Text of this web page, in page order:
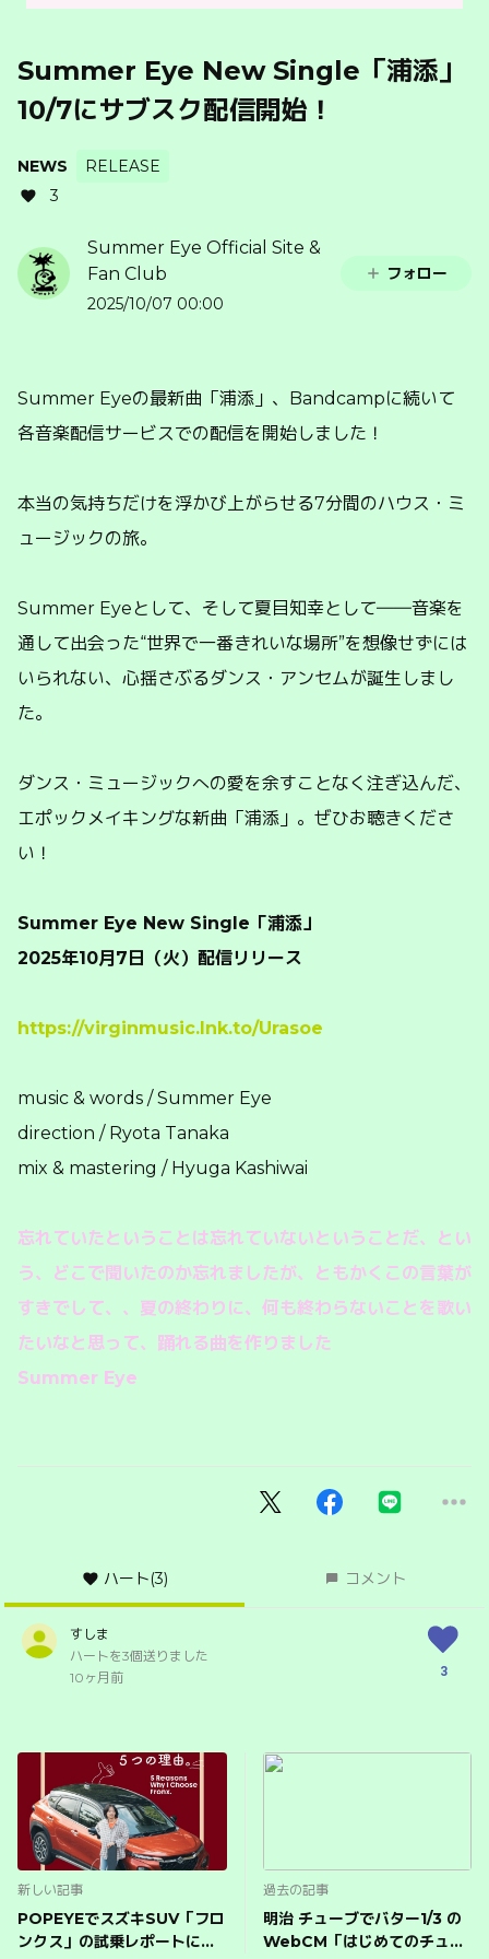
Summer Eye New Single「浦添」
10/7にサブスク配信開始！
NEWS
RELEASE
3
Summer Eye Official Site &
Fan Club
2025/10/07 00:00
フォロー
Summer Eyeの最新曲「浦添」、Bandcampに続いて
各音楽配信サービスでの配信を開始しました！
本当の気持ちだけを浮かび上がらせる7分間のハウス・ミ
ュージックの旅。
Summer Eyeとして、そして夏目知幸として――音楽を
通して出会った“世界で一番きれいな場所”を想像せずには
いられない、心揺さぶるダンス・アンセムが誕生しまし
た。
ダンス・ミュージックへの愛を余すことなく注ぎ込んだ、
エポックメイキングな新曲「浦添」。ぜひお聴きくださ
い！
Summer Eye New Single「浦添」
2025年10月7日（火）配信リリース
https://virginmusic.lnk.to/Urasoe
music & words / Summer Eye
direction / Ryota Tanaka
mix & mastering / Hyuga Kashiwai
忘れていたということは忘れていないということだ、とい
う、どこで聞いたのか忘れましたが、ともかくこの言葉が
すきでして、、夏の終わりに、何も終わらないことを歌い
たいなと思って、踊れる曲を作りました
Summer Eye
ハート(3) コメント
すしま
ハートを3個送りました
10ヶ月前
3
新しい記事
POPEYEでスズキSUV「フロ
ンクス」の試乗レポートに参
過去の記事
明治 チューブでバター1/3 の
WebCM「はじめてのチュー